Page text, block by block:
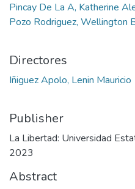
Pincay De La A, Katherine
Pozo Rodriguez, Wellington
Directores
Iñiguez Apolo, Lenin Mauricio
Publisher
La Libertad: Universidad
2023
Abstract